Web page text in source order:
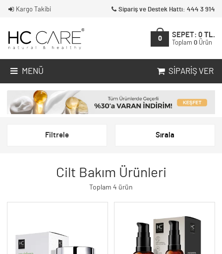
Kargo Takibi Sipariş ve Destek Hattı: 444 3 914
0
SEPET: 0 TL.
Toplam 0 Ürün
MENÜ SIPARIŞ VER
Filtrele Sırala
Cilt Bakım Ürünleri
Toplam 4 ürün